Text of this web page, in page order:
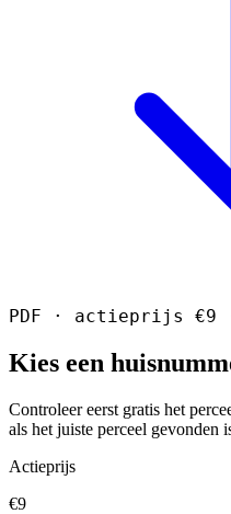
PDF · actieprijs €9
Kies een
Controleer eerst gratis het
als het juiste perceel gevonden
Actieprijs
€9